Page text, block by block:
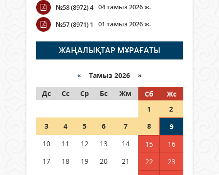
Wi-Fi ҚАБЫРҒА АРҚЫЛЫ ҚАЛАЙ
ӨТЕДІ?
06 тамыз 2026 ж. 270
граждане Казахстана,
05 тамыз 2026 ж. 152
Шетелде жүрген Қазақстан
азаматтары қалай дауыс бере
№58 (8972) 4 04 тамыз 2026 ж.
№57 (8971) 1
01 тамыз 2026 ж.
ЖАҢАЛЫҚТАР МҰРАҒАТЫ
« Тамыз 2026 »
Дс
Сс Ср Бс Жм Сб
Жс
1
2
3
4 5 6 7 8
9
10
11 12 13 14 15
16
17
18 19 20 21 22
23